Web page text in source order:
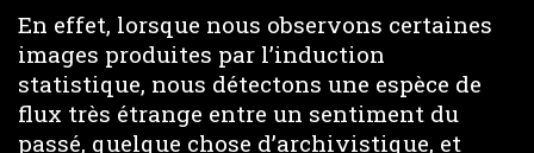
En effet, lorsque nous observons certaines
images produites par l’induction
statistique, nous détectons une espèce de
flux très étrange entre un sentiment du
passé, quelque chose d’archivistique, et